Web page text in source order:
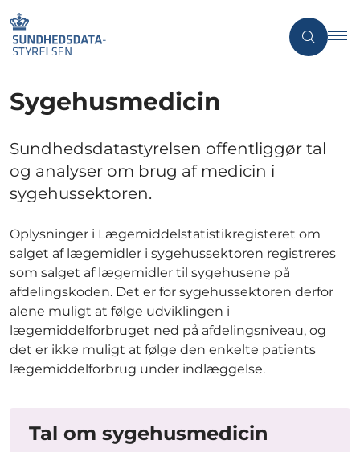
Sygehusmedicin
Sundhedsdatastyrelsen offentliggør tal
og analyser om brug af medicin i
sygehussektoren.
Oplysninger i Lægemiddelstatistikregisteret om
salget af lægemidler i sygehussektoren registreres
som salget af lægemidler til sygehusene på
afdelingskoden. Det er for sygehussektoren derfor
alene muligt at følge udviklingen i
lægemiddelforbruget ned på afdelingsniveau, og
det er ikke muligt at følge den enkelte patients
lægemiddelforbrug under indlæggelse.
Tal om sygehusmedicin